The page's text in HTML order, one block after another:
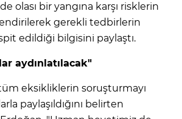
olası bir yangına karşı risklerin
gerekli tedbirlerin
edildiği bilgisini paylaştı.
aydınlatılacak"
eksikliklerin soruşturmayı
paylaşıldığını belirten